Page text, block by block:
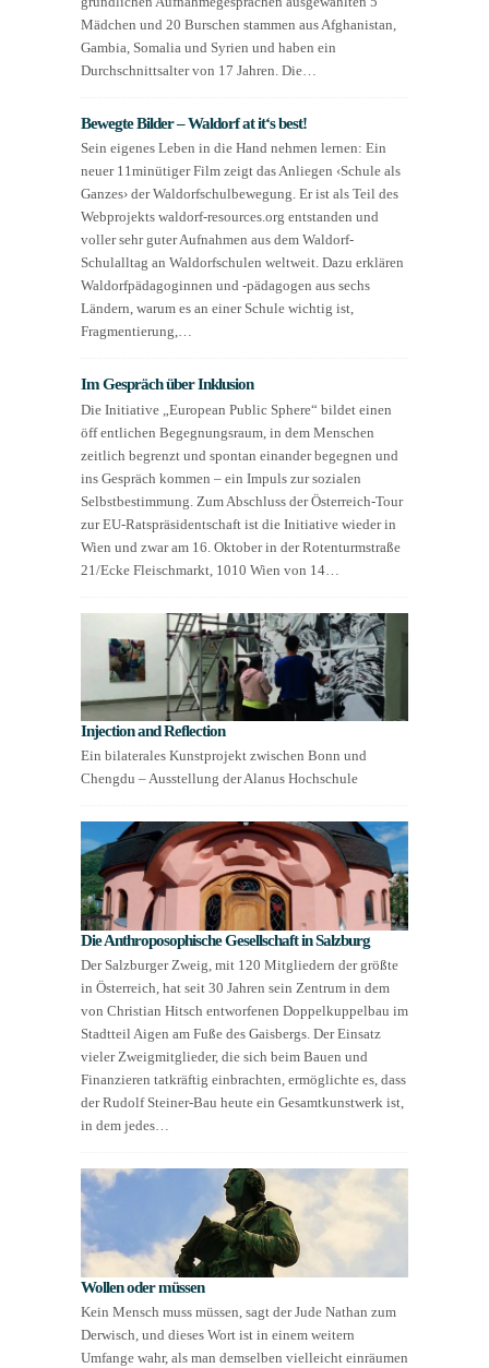
Mädchen und 20 Burschen stammen aus Afghanistan,
Gambia, Somalia und Syrien und haben ein
Durchschnittsalter von 17 Jahren. Die…
Bewegte Bilder – Waldorf at it‘s best!
Sein eigenes Leben in die Hand nehmen lernen: Ein
neuer 11minütiger Film zeigt das Anliegen ‹Schule als
Ganzes› der Waldorfschulbewegung. Er ist als Teil des
Webprojekts waldorf-resources.org entstanden und
voller sehr guter Aufnahmen aus dem Waldorf-
Schulalltag an Waldorfschulen weltweit. Dazu erklären
Waldorfpädagoginnen und -pädagogen aus sechs
Ländern, warum es an einer Schule wichtig ist,
Fragmentierung,…
Im Gespräch über Inklusion
Die Initiative „European Public Sphere“ bildet einen
öff entlichen Begegnungsraum, in dem Menschen
zeitlich begrenzt und spontan einander begegnen und
ins Gespräch kommen – ein Impuls zur sozialen
Selbstbestimmung. Zum Abschluss der Österreich-Tour
zur EU-Ratspräsidentschaft ist die Initiative wieder in
Wien und zwar am 16. Oktober in der Rotenturmstraße
21/Ecke Fleischmarkt, 1010 Wien von 14…
Injection and Reflection
Ein bilaterales Kunstprojekt zwischen Bonn und
Chengdu – Ausstellung der Alanus Hochschule
Die Anthroposophische Gesellschaft in Salzburg
Der Salzburger Zweig, mit 120 Mitgliedern der größte
in Österreich, hat seit 30 Jahren sein Zentrum in dem
von Christian Hitsch entworfenen Doppelkuppelbau im
Stadtteil Aigen am Fuße des Gaisbergs. Der Einsatz
vieler Zweigmitglieder, die sich beim Bauen und
Finanzieren tatkräftig einbrachten, ermöglichte es, dass
der Rudolf Steiner-Bau heute ein Gesamtkunstwerk ist,
in dem jedes…
Wollen oder müssen
Kein Mensch muss müssen, sagt der Jude Nathan zum
Derwisch, und dieses Wort ist in einem weitern
Umfange wahr, als man demselben vielleicht einräumen